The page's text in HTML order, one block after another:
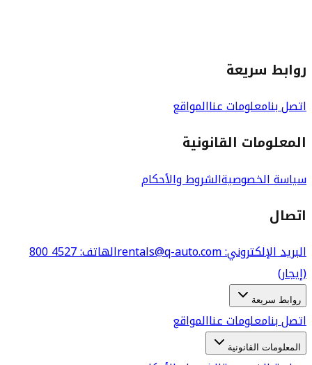
روابط سريعة
اتصل بنامعلومات عناالمواقع
المعلومات القانونية
سياسة الخصوصيةالشروط والأحكام
اتصال
البريد الإلكتروني: rentals@q-auto.com الهاتف:
800 4527
(إيجار)
روابط سريعة
اتصل بنامعلومات عناالمواقع
المعلومات القانونية